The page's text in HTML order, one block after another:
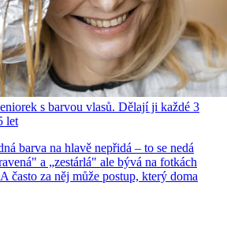
s barvou vlasů. Dělají ji každé 3
let
barva na hlavě nepřidá – to se nedá
a „zestárlá" ale bývá na fotkách
často za něj může postup, který doma